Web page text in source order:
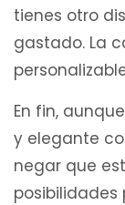
tienes otro
gastado. La
En fin,
y elegante
negar que
posibilidades